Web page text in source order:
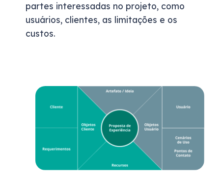
partes interessadas no projeto, como
usuários, clientes, as limitações e os
custos.